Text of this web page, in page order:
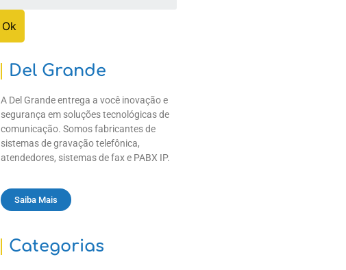
Del Grande
A Del Grande entrega a você inovação e
segurança em soluções tecnológicas de
comunicação. Somos fabricantes de
sistemas de gravação telefônica,
atendedores, sistemas de fax e PABX IP.
Saiba Mais
Categorias